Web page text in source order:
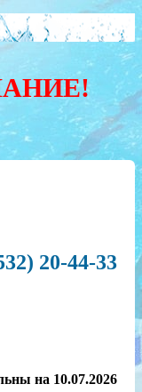
20-44-33
на 10.07.2026